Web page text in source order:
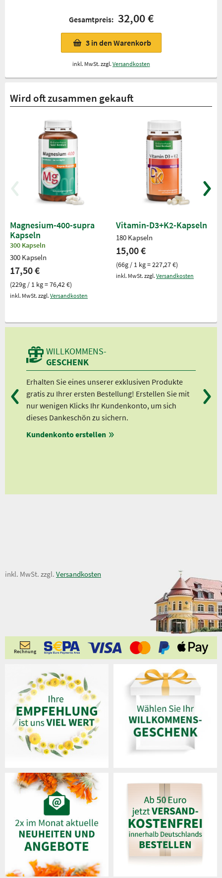
Gesamtpreis: 32,00 €
3 in den Warenkorb
inkl. MwSt. zzgl. Versandkosten
Wird oft zusammen gekauft
Magnesium-400-supra
Kapseln
300 Kapseln
300 Kapseln
17,50 €
(229g / 1 kg = 76,42 €)
inkl. MwSt. zzgl. Versandkosten
Vitamin-D3+K2-Kapseln
180 Kapseln
15,00 €
(66g / 1 kg = 227,27 €)
inkl. MwSt. zzgl. Versandkosten
WILLKOMMENS-
GESCHENK
Erhalten Sie eines unserer exklusiven Produkte
gratis zu Ihrer ersten Bestellung! Erstellen Sie mit
nur wenigen Klicks Ihr Kundenkonto, um sich
dieses Dankeschön zu sichern.
Kundenkonto erstellen
Ab
11,00 €
inkl. MwSt. zzgl. Versandkosten
Rechnung